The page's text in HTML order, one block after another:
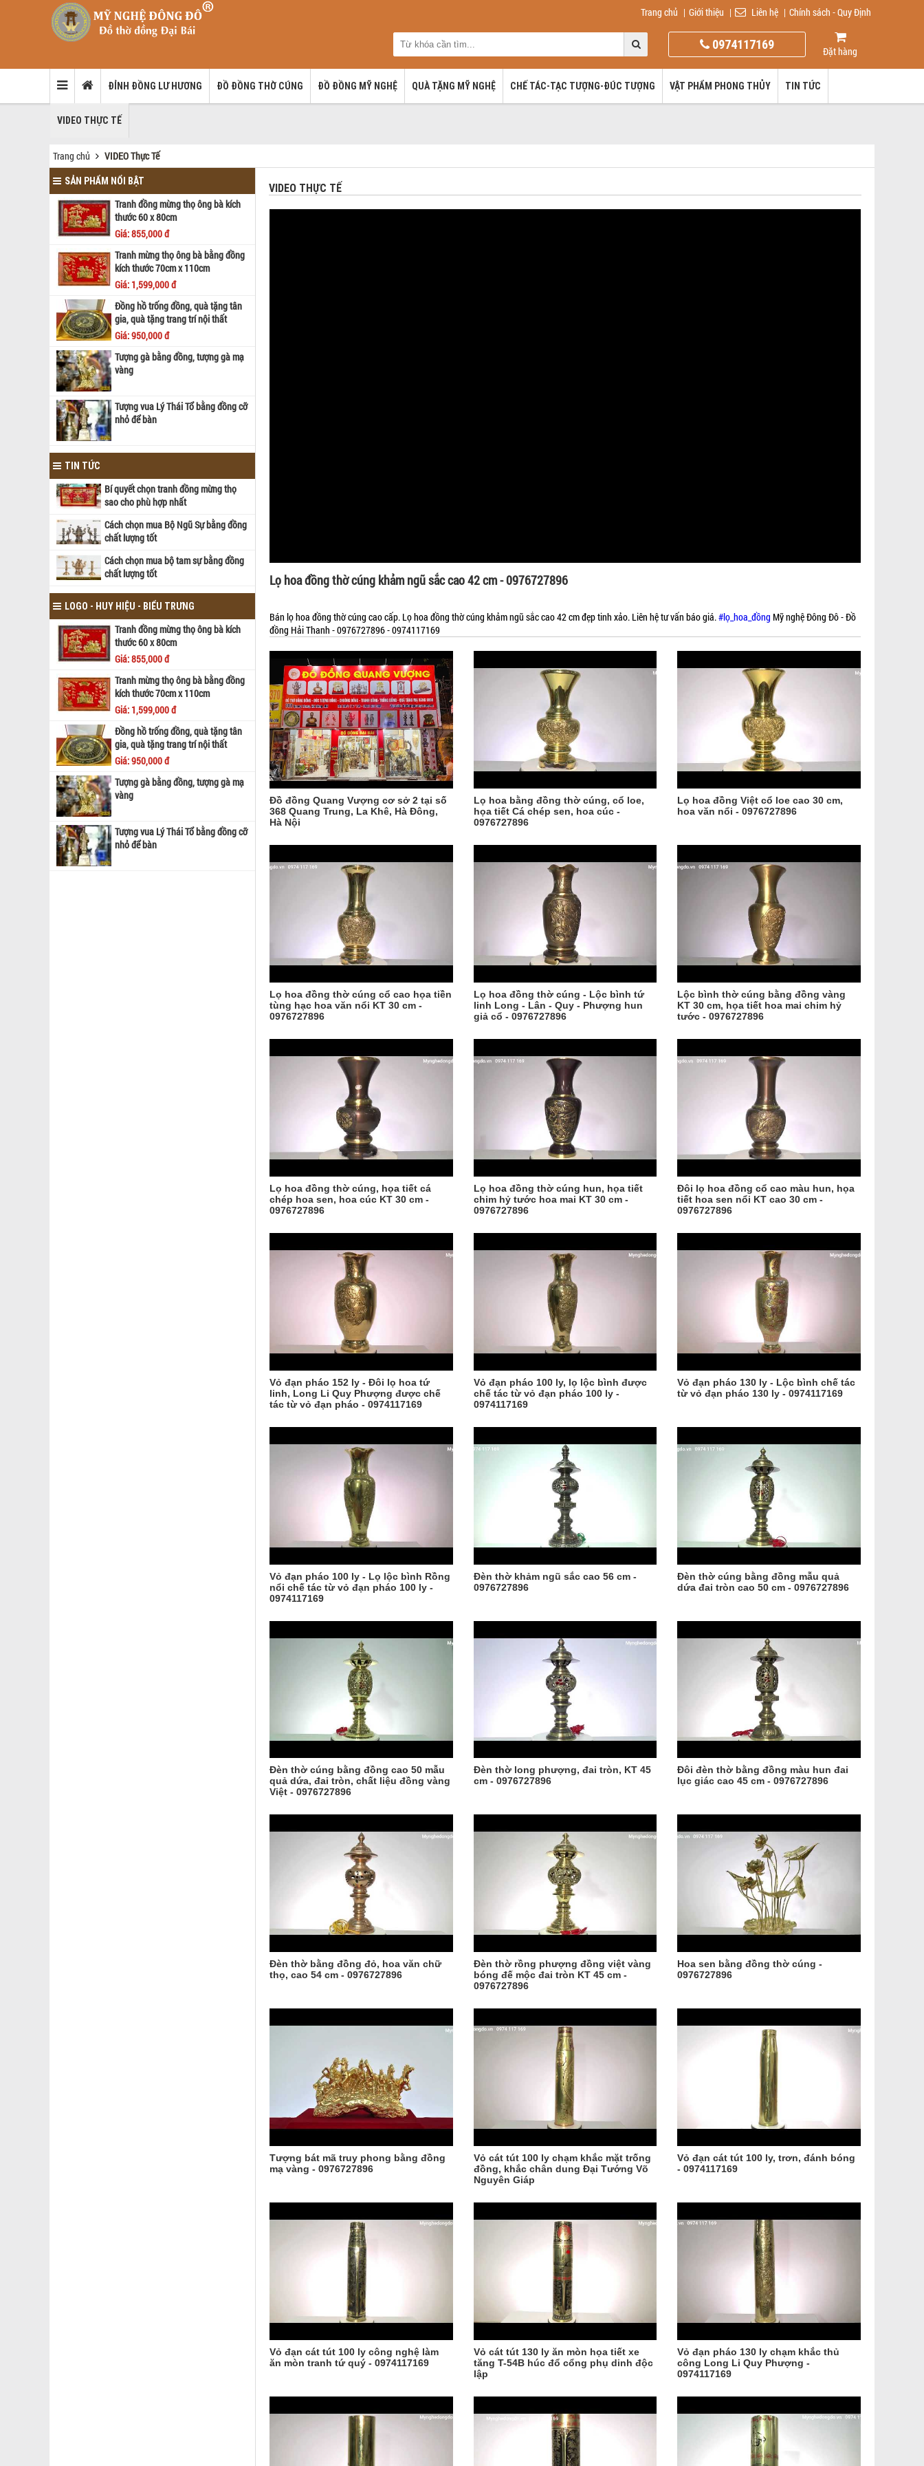
Trang chủ | Giới thiệu | Liên hệ | Chính sách - Quy Định
0974117169 Đặt hàng
ĐỈNH ĐỒNG LƯ HƯƠNG ĐỒ ĐỒNG THỜ CÚNG ĐỒ ĐỒNG MỸ NGHỆ QUÀ TẶNG MỸ NGHỆ CHẾ TÁC-TẠC TƯỢNG-ĐÚC TƯỢNG VẬT PHẨM PHONG THỦY TIN TỨC
VIDEO THỰC TẾ
Trang chủ VIDEO Thực Tế
SẢN PHẨM NỔI BẬT
Tranh đồng mừng thọ ông bà kích
thước 60 x 80cm
Giá: 855,000 đ
Tranh mừng thọ ông bà bằng đồng
kích thước 70cm x 110cm
Giá: 1,599,000 đ
Đồng hồ trống đồng, quà tặng tân
gia, quà tặng trang trí nội thất
Giá: 950,000 đ
Tượng gà bằng đồng, tượng gà mạ
vàng
Tượng vua Lý Thái Tổ bằng đồng cỡ
nhỏ để bàn
TIN TỨC
Bí quyết chọn tranh đồng mừng thọ
sao cho phù hợp nhất
Cách chọn mua Bộ Ngũ Sự bằng đồng
chất lượng tốt
Cách chọn mua bộ tam sự bằng đồng
chất lượng tốt
LOGO - HUY HIỆU - BIỂU TRƯNG
Tranh đồng mừng thọ ông bà kích
thước 60 x 80cm
Giá: 855,000 đ
Tranh mừng thọ ông bà bằng đồng
kích thước 70cm x 110cm
Giá: 1,599,000 đ
Đồng hồ trống đồng, quà tặng tân
gia, quà tặng trang trí nội thất
Giá: 950,000 đ
Tượng gà bằng đồng, tượng gà mạ
vàng
Tượng vua Lý Thái Tổ bằng đồng cỡ
nhỏ để bàn
VIDEO THỰC TẾ
Lọ hoa đồng thờ cúng khảm ngũ sắc cao 42 cm - 0976727896
Bán lọ hoa đồng thờ cúng cao cấp. Lọ hoa đồng thờ cúng khảm ngũ sắc cao 42 cm đẹp tinh xảo. Liên hệ tư vấn báo giá.#lọ_hoa_đồng Mỹ nghệ Đông Đô - Đồ
đồng Hải Thanh - 0976727896 - 0974117169
Đồ đồng Quang Vượng cơ sở 2 tại số
368 Quang Trung, La Khê, Hà Đông,
Hà Nội
Lọ hoa bằng đồng thờ cúng, cổ loe,
họa tiết Cá chép sen, hoa cúc -
0976727896
Lọ hoa đồng Việt cổ loe cao 30 cm,
hoa văn nổi - 0976727896
Lọ hoa đồng thờ cúng cổ cao họa tiền
tùng hạc hoa văn nổi KT 30 cm -
0976727896
Lọ hoa đồng thờ cúng - Lộc bình tứ
linh Long - Lân - Quy - Phượng hun
giả cổ - 0976727896
Lộc bình thờ cúng bằng đồng vàng
KT 30 cm, họa tiết hoa mai chim hỷ
tước - 0976727896
Lọ hoa đồng thờ cúng, họa tiết cá
chép hoa sen, hoa cúc KT 30 cm -
0976727896
Lọ hoa đồng thờ cúng hun, họa tiết
chim hỷ tước hoa mai KT 30 cm -
0976727896
Đôi lọ hoa đồng cổ cao màu hun, họa
tiết hoa sen nổi KT cao 30 cm -
0976727896
Vỏ đạn pháo 152 ly - Đôi lọ hoa tứ
linh, Long Li Quy Phượng được chế
tác từ vỏ đạn pháo - 0974117169
Vỏ đạn pháo 100 ly, lọ lộc bình được
chế tác từ vỏ đạn pháo 100 ly -
0974117169
Vỏ đạn pháo 130 ly - Lộc bình chế tác
từ vỏ đạn pháo 130 ly - 0974117169
Vỏ đạn pháo 100 ly - Lọ lộc bình Rồng
nổi chế tác từ vỏ đạn pháo 100 ly -
0974117169
Đèn thờ khảm ngũ sắc cao 56 cm -
0976727896
Đèn thờ cúng bằng đồng mẫu quả
dứa đai tròn cao 50 cm - 0976727896
Đèn thờ cúng bằng đồng cao 50 mẫu
quả dứa, đai tròn, chất liệu đồng vàng
Việt - 0976727896
Đèn thờ long phượng, đai tròn, KT 45
cm - 0976727896
Đôi đèn thờ bằng đồng màu hun đai
lục giác cao 45 cm - 0976727896
Đèn thờ bằng đồng đỏ, hoa văn chữ
thọ, cao 54 cm - 0976727896
Đèn thờ rồng phượng đồng việt vàng
bóng đế mộc đai tròn KT 45 cm -
0976727896
Hoa sen bằng đồng thờ cúng -
0976727896
Tượng bát mã truy phong bằng đồng
mạ vàng - 0976727896
Vỏ cát tút 100 ly chạm khắc mặt trống
đồng, khắc chân dung Đại Tướng Võ
Nguyên Giáp
Vỏ đạn cát tút 100 ly, trơn, đánh bóng
- 0974117169
Vỏ đạn cát tút 100 ly công nghệ làm
ăn mòn tranh tứ quý - 0974117169
Vỏ cát tút 130 ly ăn mòn họa tiết xe
tăng T-54B húc đổ cổng phụ dinh độc
lập
Vỏ đạn pháo 130 ly chạm khắc thủ
công Long Li Quy Phượng -
0974117169